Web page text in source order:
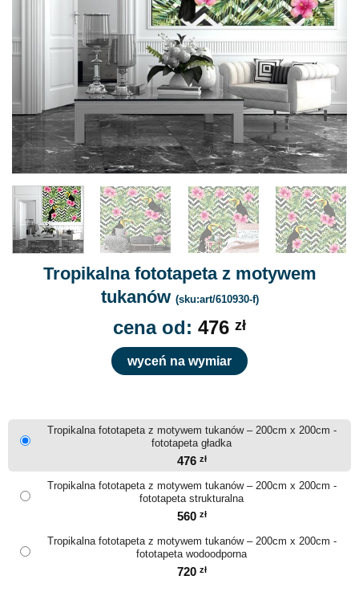
Tropikalna fototapeta z motywem
tukanów (sku:art/610930-f)
cena od: 476 zł
wyceń na wymiar
Tropikalna fototapeta z motywem tukanów – 200cm x 200cm -
fototapeta gładka
476 zł
Tropikalna fototapeta z motywem tukanów – 200cm x 200cm -
fototapeta strukturalna
560 zł
Tropikalna fototapeta z motywem tukanów – 200cm x 200cm -
fototapeta wodoodporna
720 zł